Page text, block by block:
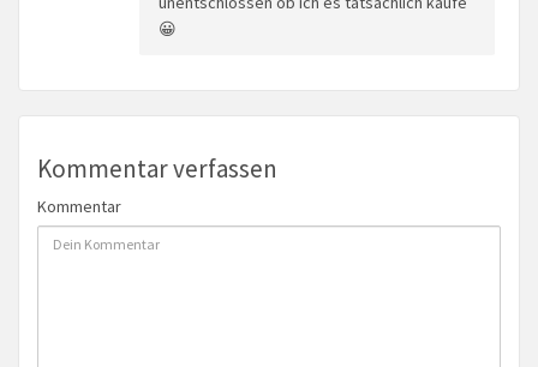
😀
Kommentar verfassen
Kommentar